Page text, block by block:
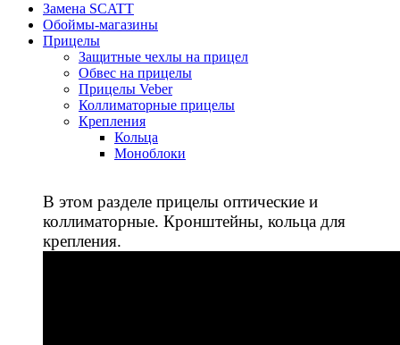
Замена SCATT
Обоймы-магазины
Прицелы
Защитные чехлы на прицел
Обвес на прицелы
Прицелы Veber
Коллиматорные прицелы
Крепления
Кольца
Моноблоки
В этом разделе прицелы оптические и
коллиматорные. Кронштейны, кольца для
крепления.